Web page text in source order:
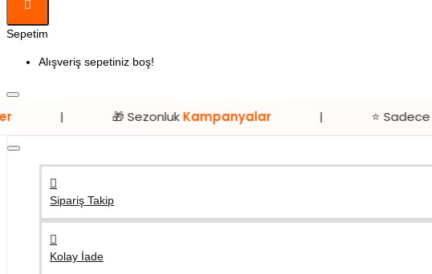
Sepetim
Alışveriş sepetiniz boş!
🎁 Sezonluk Kampanyalar | ⭐ Sadece Lisinya’da!
Sipariş Takip
Kolay İade